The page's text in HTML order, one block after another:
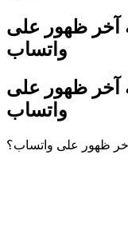
آخر ظهور على
واتساب
آخر ظهور على
واتساب
آخر ظهور على واتساب؟